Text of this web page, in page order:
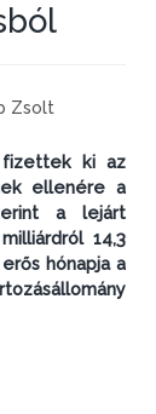
Zsolt
fizettek ki az
ellenére a
a lejárt
14,3
hónapja a